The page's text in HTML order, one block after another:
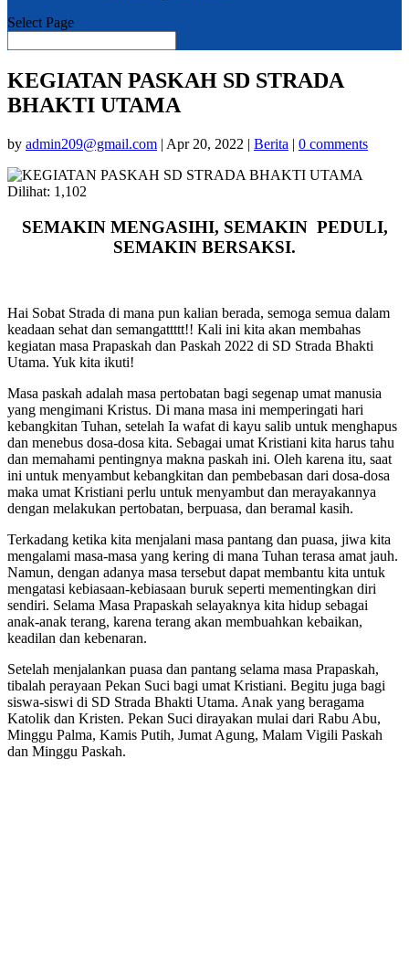
Select Page
KEGIATAN PASKAH SD STRADA
BHAKTI UTAMA
by admin209@gmail.com | Apr 20, 2022 | Berita | 0 comments
Dilihat: 1,102
SEMAKIN MENGASIHI, SEMAKIN PEDULI,
SEMAKIN BERSAKSI.
Hai Sobat Strada di mana pun kalian berada, semoga semua dalam
keadaan sehat dan semangattttt!! Kali ini kita akan membahas
kegiatan masa Prapaskah dan Paskah 2022 di SD Strada Bhakti
Utama. Yuk kita ikuti!
Masa paskah adalah masa pertobatan bagi segenap umat manusia
yang mengimani Kristus. Di mana masa ini memperingati hari
kebangkitan Tuhan, setelah Ia wafat di kayu salib untuk menghapus
dan menebus dosa-dosa kita. Sebagai umat Kristiani kita harus tahu
dan memahami pentingnya makna paskah ini. Oleh karena itu, saat
ini untuk menyambut kebangkitan dan pembebasan dari dosa-dosa
maka umat Kristiani perlu untuk menyambut dan merayakannya
dengan melakukan pertobatan, berpuasa, dan beramal kasih.
Terkadang ketika kita menjalani masa pantang dan puasa, jiwa kita
mengalami masa-masa yang kering di mana Tuhan terasa amat jauh.
Namun, dengan adanya masa tersebut dapat membantu kita untuk
mengatasi kebiasaan-kebiasaan buruk seperti mementingkan diri
sendiri. Selama Masa Prapaskah selayaknya kita hidup sebagai
anak-anak terang, karena terang akan membuahkan kebaikan,
keadilan dan kebenaran.
Setelah menjalankan puasa dan pantang selama masa Prapaskah,
tibalah perayaan Pekan Suci bagi umat Kristiani. Begitu juga bagi
siswa-siswi di SD Strada Bhakti Utama. Anak yang beragama
Katolik dan Kristen. Pekan Suci dirayakan mulai dari Rabu Abu,
Minggu Palma, Kamis Putih, Jumat Agung, Malam Vigili Paskah
dan Minggu Paskah.